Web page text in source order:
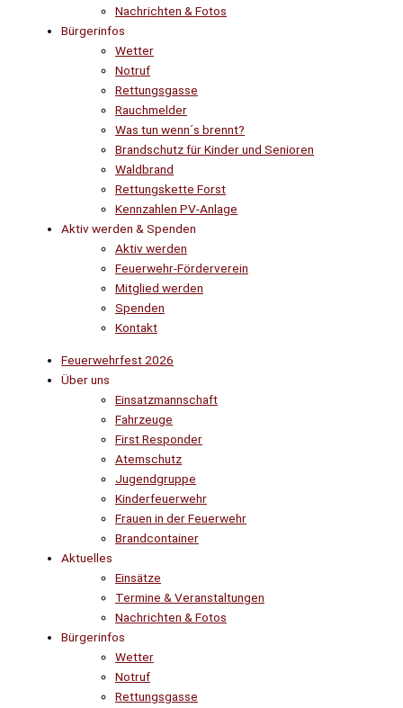
Nachrichten & Fotos
Bürgerinfos
Wetter
Notruf
Rettungsgasse
Rauchmelder
Was tun wenn´s brennt?
Brandschutz für Kinder und Senioren
Waldbrand
Rettungskette Forst
Kennzahlen PV-Anlage
Aktiv werden & Spenden
Aktiv werden
Feuerwehr-Förderverein
Mitglied werden
Spenden
Kontakt
Feuerwehrfest 2026
Über uns
Einsatzmannschaft
Fahrzeuge
First Responder
Atemschutz
Jugendgruppe
Kinderfeuerwehr
Frauen in der Feuerwehr
Brandcontainer
Aktuelles
Einsätze
Termine & Veranstaltungen
Nachrichten & Fotos
Bürgerinfos
Wetter
Notruf
Rettungsgasse